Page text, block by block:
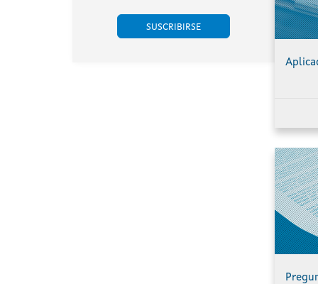
Chandrexa de
Queixa e